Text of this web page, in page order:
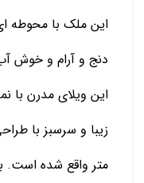
این ملک با محوطه
این ویلای مدرن با
متر واقع شده است.